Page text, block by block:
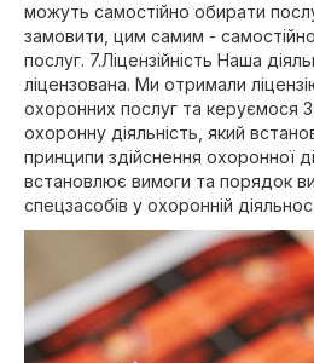
можуть самостійно обирати
замовити, цим самим -
послуг. 7.Ліцензійність Наша
ліцензована. Ми отримали
охоронних послуг та керуємося
охоронну діяльність, який
принципи здійснення охоронної
встановлює вимоги та порядок
спецзасобів у охоронній